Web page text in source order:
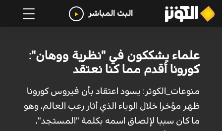
البث المباشر
علماء يشككون في "نظرية ووهان":
كورونا أقدم مما كنا نعتقد
منوعات_الكوثر: يسود اعتقاد بأن فيروس كورونا
ظهر مؤخرا خلال الوباء الذي أثار رعب العالم، وهو
ما كان سببا لإلصاق اسمه بكلمة "المستجد"،